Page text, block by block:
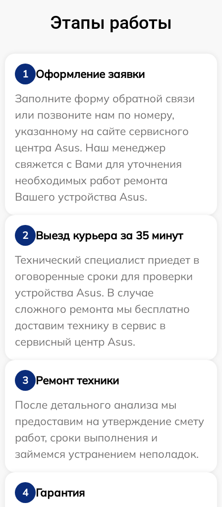
Этапы работы
1
Оформление заявки
Заполните форму обратной связи
или позвоните нам по номеру,
указанному на сайте сервисного
центра Asus. Наш менеджер
свяжется с Вами для уточнения
необходимых работ ремонта
Вашего устройства Asus.
2
Выезд курьера за 35 минут
Технический специалист приедет в
оговоренные сроки для проверки
устройства Asus. В случае
сложного ремонта мы бесплатно
доставим технику в сервис в
сервисный центр Asus.
3
Ремонт техники
После детального анализа мы
предоставим на утверждение смету
работ, сроки выполнения и
займемся устранением неполадок.
4 Гарантия